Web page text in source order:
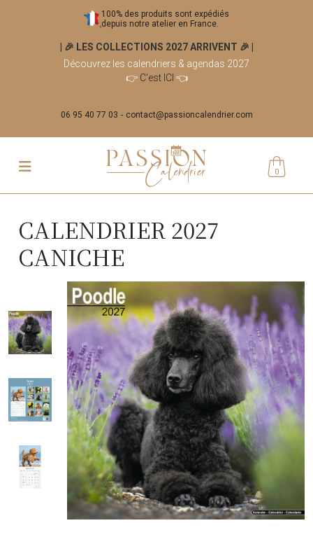
100% des produits sont expédiés
depuis notre atelier en France.
| 🎉 LES COLLECTIONS 2027 ARRIVENT 🎉
Découvrez les calendriers & agendas 2027
👉 C'est ICI 👈
06 95 40 77 03 contact@passioncalendrier.com
0
CALENDRIER 2027
CANICHE